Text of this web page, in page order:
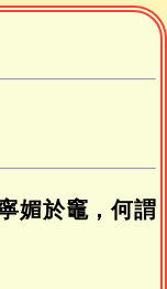
媚於竈，何謂